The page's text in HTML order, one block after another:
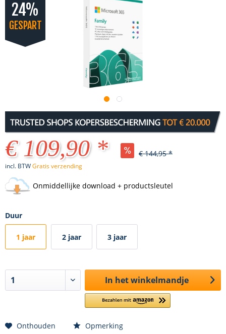
24%
GESPART
€ 109,90 * € 144,95 *
incl. BTWGratis verzending
Onmiddellijke download + productsleutel
Duur
1 jaar 2 jaar 3 jaar
In het winkelmandje
Onthouden Opmerking